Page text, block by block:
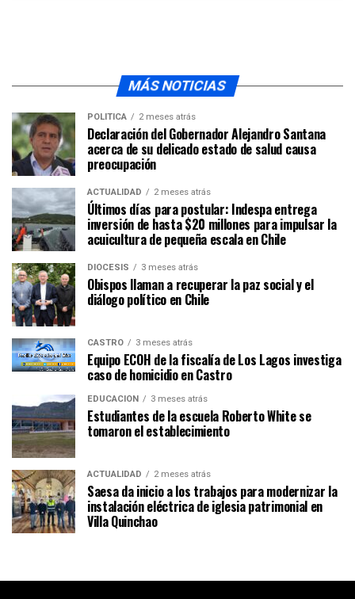
MÁS NOTICIAS
POLÍTICA 2 meses atrás
Declaración del Gobernador Alejandro Santana
acerca de su delicado estado de salud causa
preocupación
ACTUALIDAD 2 meses atrás
Últimos días para postular: Indespa entrega
inversión de hasta $20 millones para impulsar la
acuicultura de pequeña escala en Chile
DIÓCESIS 3 meses atrás
Obispos llaman a recuperar la paz social y el
diálogo político en Chile
CASTRO 3 meses atrás
Equipo ECOH de la fiscalía de Los Lagos investiga
caso de homicidio en Castro
EDUCACIÓN 3 meses atrás
Estudiantes de la escuela Roberto White se
tomaron el establecimiento
ACTUALIDAD 2 meses atrás
Saesa da inicio a los trabajos para modernizar la
instalación eléctrica de iglesia patrimonial en
Villa Quinchao